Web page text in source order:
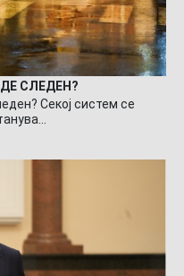
СЛЕДЕН?
Секој систем се